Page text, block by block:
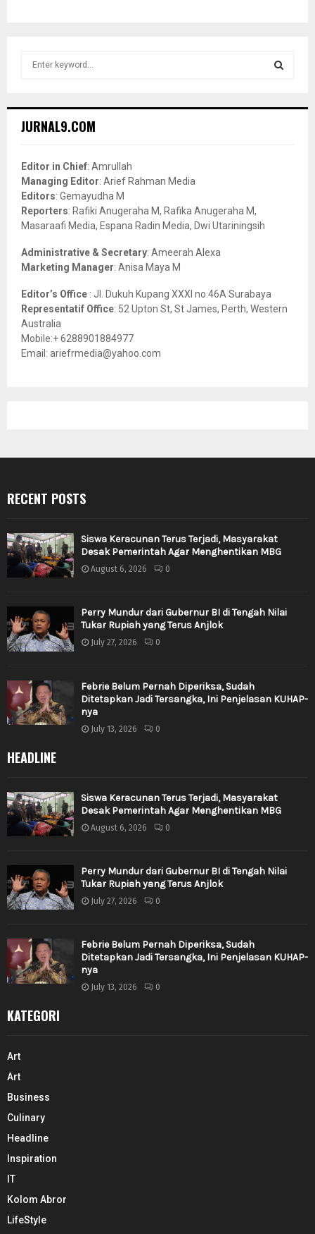
h
o
r
:
JURNAL9.COM
Editor in Chief: Amrullah
Managing Editor: Arief Rahman Media
Editors: Gemayudha M
Reporters: Rafiki Anugeraha M, Rafika Anugeraha M,
Masaraafi Media, Espana Radin Media, Dwi Utariningsih
Administrative & Secretary: Ameerah Alexa
Marketing Manager: Anisa Maya M
Editor’s Office : Jl. Dukuh Kupang XXXI no.46A Surabaya
Representatif Office: 52 Upton St, St James, Perth, Western
Australia
Mobile:+ 6288901884977
Email: ariefrmedia@yahoo.com
RECENT POSTS
Siswa Keracunan Terus Terjadi, Masyarakat
Desak Pemerintah Agar Menghentikan MBG
August 6, 2026 0
Perry Mundur dari Gubernur BI di Tengah Nilai
Tukar Rupiah yang Terus Anjlok
July 27, 2026 0
Febrie Belum Pernah Diperiksa, Sudah
Ditetapkan Jadi Tersangka, Ini Penjelasan KUHAP-
nya
July 13, 2026 0
HEADLINE
Siswa Keracunan Terus Terjadi, Masyarakat
Desak Pemerintah Agar Menghentikan MBG
August 6, 2026 0
Perry Mundur dari Gubernur BI di Tengah Nilai
Tukar Rupiah yang Terus Anjlok
July 27, 2026 0
Febrie Belum Pernah Diperiksa, Sudah
Ditetapkan Jadi Tersangka, Ini Penjelasan KUHAP-
nya
July 13, 2026 0
KATEGORI
Art
Art
Business
Culinary
Headline
Inspiration
IT
Kolom Abror
LifeStyle